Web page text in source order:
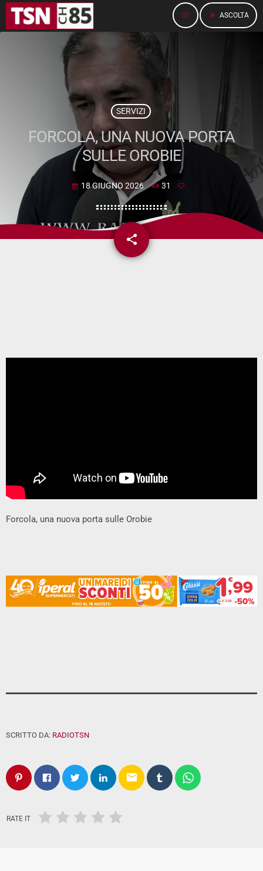
menu play_arrow ASCOLTA
SERVIZI
FORCOLA, UNA NUOVA PORTA
SULLE OROBIE
today 18 GIUGNO 2026 31
share
email
Forcola, una nuova porta sulle Orobie
SCRITTO DA: RADIOTSN
email
RATE IT